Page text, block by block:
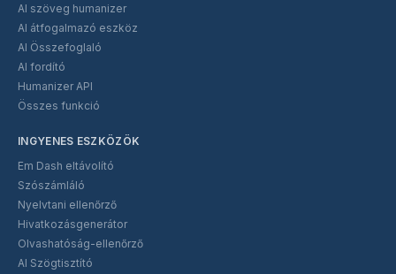
AI szöveg humanizer
AI átfogalmazó eszköz
AI Összefoglaló
AI fordító
Humanizer API
Összes funkció
INGYENES ESZKÖZÖK
Em Dash eltávolító
Szószámláló
Nyelvtani ellenőrző
Hivatkozásgenerátor
Olvashatóság-ellenőrző
AI Szögtisztító